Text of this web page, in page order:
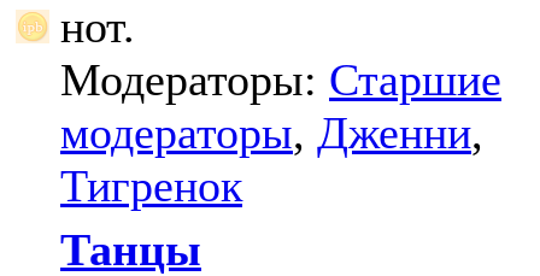
нот.
Модераторы: Старшие
модераторы, Дженни,
Тигренок
Танцы